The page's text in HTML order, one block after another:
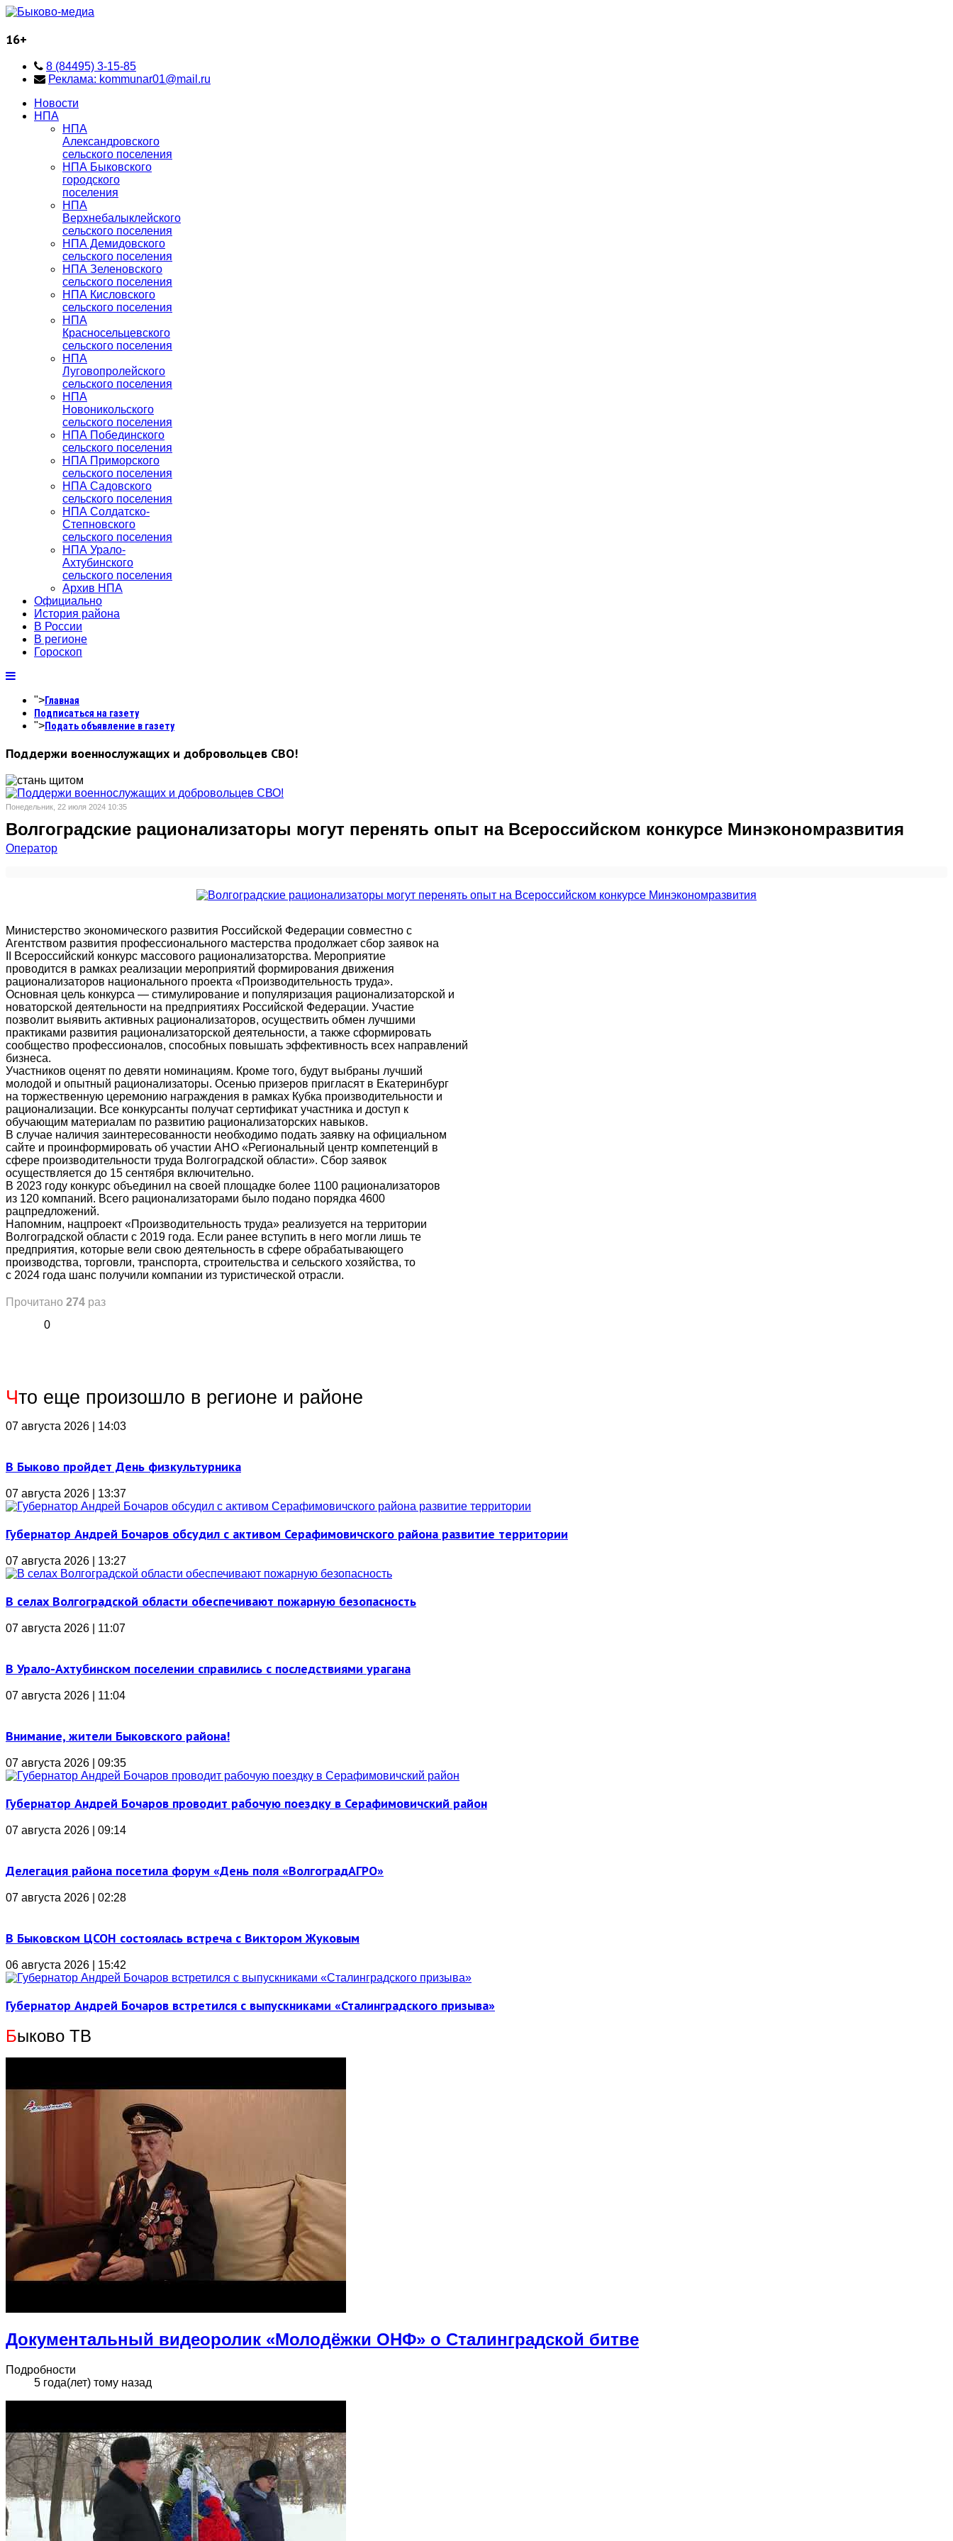
16+
8 (84495) 3-15-85
Реклама: kommunar01@mail.ru
Новости
НПА
НПА
Александровского
сельского поселения
НПА Быковского
городского
поселения
НПА
Верхнебалыклейского
сельского поселения
НПА Демидовского
сельского поселения
НПА Зеленовского
сельского поселения
НПА Кисловского
сельского поселения
НПА
Красносельцевского
сельского поселения
НПА
Луговопролейского
сельского поселения
НПА
Новоникольского
сельского поселения
НПА Побединского
сельского поселения
НПА Приморского
сельского поселения
НПА Садовского
сельского поселения
НПА Солдатско-
Степновского
сельского поселения
НПА Урало-
Ахтубинского
сельского поселения
Архив НПА
Официально
История района
В России
В регионе
Гороскоп
">Главная
Подписаться на газету
">Подать объявление в газету
Поддержи военнослужащих и добровольцев СВО!
Понедельник, 22 июля 2024 10:35
Волгоградские рационализаторы могут перенять опыт на Всероссийском конкурсе Минэкономразвития
Оператор
Министерство экономического развития Российской Федерации совместно с
Агентством развития профессионального мастерства продолжает сбор заявок на
II Всероссийский конкурс массового рационализаторства. Мероприятие
проводится в рамках реализации мероприятий формирования движения
рационализаторов национального проекта «Производительность труда».
Основная цель конкурса — стимулирование и популяризация рационализаторской и
новаторской деятельности на предприятиях Российской Федерации. Участие
позволит выявить активных рационализаторов, осуществить обмен лучшими
практиками развития рационализаторской деятельности, а также сформировать
сообщество профессионалов, способных повышать эффективность всех направлений
бизнеса.
Участников оценят по девяти номинациям. Кроме того, будут выбраны лучший
молодой и опытный рационализаторы. Осенью призеров пригласят в Екатеринбург
на торжественную церемонию награждения в рамках Кубка производительности и
рационализации. Все конкурсанты получат сертификат участника и доступ к
обучающим материалам по развитию рационализаторских навыков.
В случае наличия заинтересованности необходимо подать заявку на официальном
сайте и проинформировать об участии АНО «Региональный центр компетенций в
сфере производительности труда Волгоградской области». Сбор заявок
осуществляется до 15 сентября включительно.
В 2023 году конкурс объединил на своей площадке более 1100 рационализаторов
из 120 компаний. Всего рационализаторами было подано порядка 4600
рацпредложений.
Напомним, нацпроект «Производительность труда» реализуется на территории
Волгоградской области с 2019 года. Если ранее вступить в него могли лишь те
предприятия, которые вели свою деятельность в сфере обрабатывающего
производства, торговли, транспорта, строительства и сельского хозяйства, то
с 2024 года шанс получили компании из туристической отрасли.
Прочитано 274 раз
0
Что еще произошло в регионе и районе
07 августа 2026 | 14:03
В Быково пройдет День физкультурника
07 августа 2026 | 13:37
Губернатор Андрей Бочаров обсудил с активом Серафимовичского района развитие территории
07 августа 2026 | 13:27
В селах Волгоградской области обеспечивают пожарную безопасность
07 августа 2026 | 11:07
В Урало-Ахтубинском поселении справились с последствиями урагана
07 августа 2026 | 11:04
Внимание, жители Быковского района!
07 августа 2026 | 09:35
Губернатор Андрей Бочаров проводит рабочую поездку в Серафимовичский район
07 августа 2026 | 09:14
Делегация района посетила форум «День поля «ВолгоградАГРО»
07 августа 2026 | 02:28
В Быковском ЦСОН состоялась встреча с Виктором Жуковым
06 августа 2026 | 15:42
Губернатор Андрей Бочаров встретился с выпускниками «Сталинградского призыва»
Быково ТВ
Документальный видеоролик «Молодёжки ОНФ» о Сталинградской битве
Подробности
5 года(лет) тому назад